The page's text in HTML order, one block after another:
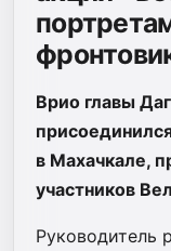
Врио главы
в Махачкале,
участников
Руководитель